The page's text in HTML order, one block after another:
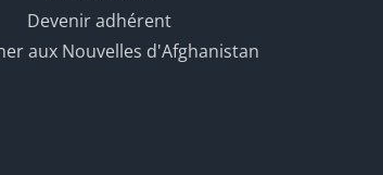
Devenir adhérent
aux Nouvelles d'Afghanistan